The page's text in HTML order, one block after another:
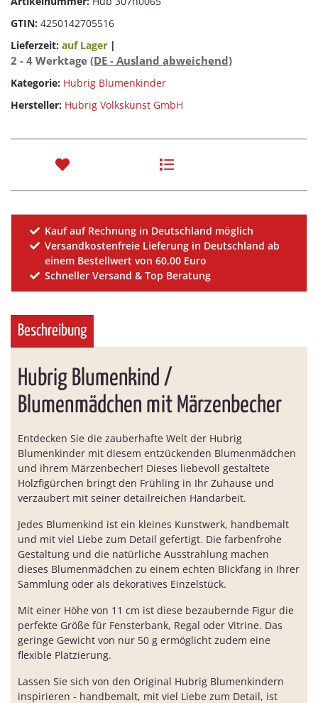
GTIN: 4250142705516
Lieferzeit: auf Lager |
2 - 4 Werktage (DE - Ausland abweichend)
Kategorie: Hubrig Blumenkinder
Hersteller: Hubrig Volkskunst GmbH
Kauf auf Rechnung in Deutschland möglich
Versandkostenfreie Lieferung in Deutschland ab
einem Bestellwert von 60,00 Euro
Schneller Versand & Top Beratung
Beschreibung
Hubrig Blumenkind /
Blumenmädchen mit Märzenbecher
Entdecken Sie die zauberhafte Welt der Hubrig
Blumenkinder mit diesem entzückenden Blumenmädchen
und ihrem Märzenbecher! Dieses liebevoll gestaltete
Holzfigürchen bringt den Frühling in Ihr Zuhause und
verzaubert mit seiner detailreichen Handarbeit.
Jedes Blumenkind ist ein kleines Kunstwerk, handbemalt
und mit viel Liebe zum Detail gefertigt. Die farbenfrohe
Gestaltung und die natürliche Ausstrahlung machen
dieses Blumenmädchen zu einem echten Blickfang in Ihrer
Sammlung oder als dekoratives Einzelstück.
Mit einer Höhe von 11 cm ist diese bezaubernde Figur die
perfekte Größe für Fensterbank, Regal oder Vitrine. Das
geringe Gewicht von nur 50 g ermöglicht zudem eine
flexible Platzierung.
Lassen Sie sich von den Original Hubrig Blumenkindern
inspirieren - handbemalt, mit viel Liebe zum Detail, ist